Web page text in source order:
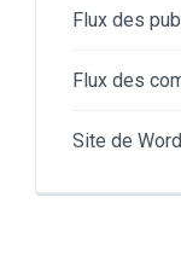
Flux des
Flux des
Site de